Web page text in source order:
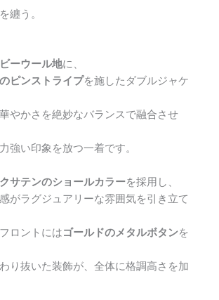
纏う。
ーウール地に、
ピンストライプを施したダブルジャケ
やかさを絶妙なバランスで融合させ
強い印象を放つ一着です。
サテンのショールカラーを採用し、
がラグジュアリーな雰囲気を引き立て
ロントにはゴールドのメタルボタンを
り抜いた装飾が、全体に格調高さを加